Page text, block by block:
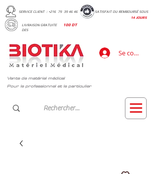
Vente de matériel médical
Pour le professionnel et le particulier
SATISFAIT OU REMBOURSÉ SOUS
14 JOURS
Se connecter
LIVRAISON GRATUITE
DES
100 DT
SERVICE CLIENT : +216 79 39 46 46